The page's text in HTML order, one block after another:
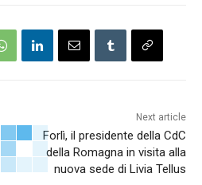
Next article
Forlì, il presidente della CdC
della Romagna in visita alla
nuova sede di Livia Tellus